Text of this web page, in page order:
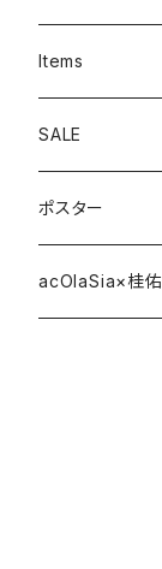
Items
Phone Case
cap
strap
SALE
ポスター
acOlaSia×桂佑